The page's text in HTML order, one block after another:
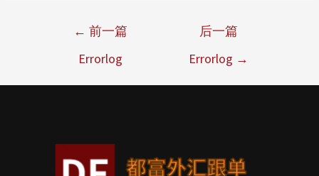
← 前一篇
Errorlog
后一篇
Errorlog →